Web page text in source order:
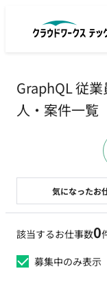
GraphQL 従
人・案件一覧
該当するお仕事数0
募集中のみ表示
気になったお